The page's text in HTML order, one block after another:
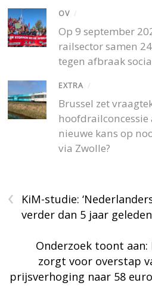
OV /
Op 9 september
railsector samen
tegen afbraak
EXTRA /
Brussel zet
hoofdrailconcessie
nieuwe kans op
via Zwolle?
‹
KiM-studie:
verder dan 5 jaar
Onderzoek toont
zorgt voor overstap
prijsverhoging naar 58